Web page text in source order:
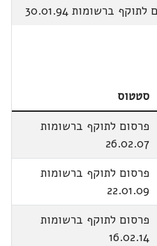
ברשומות 30.01.94
סטטוס
פרסום לתוקף ברשומות
26.02.07
פרסום לתוקף ברשומות
22.01.09
פרסום לתוקף ברשומות
16.02.14